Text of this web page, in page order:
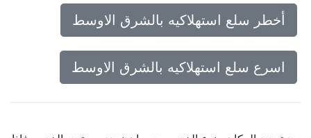
أخطر سلع استهلاكيه بالشرق الاوسط
اسرع سلع استهلاكيه بالشرق الاوسط